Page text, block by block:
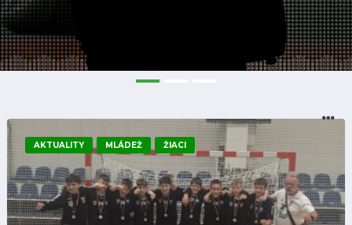
AKTUALITY MLÁDEŽ ŽIACI